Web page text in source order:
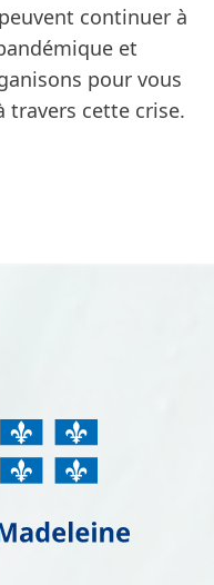
continuer à
et
pour vous
travers cette crise.